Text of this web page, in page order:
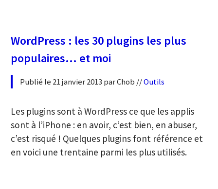
WordPress : les 30 plugins les plus
populaires… et moi
Publié le 21 janvier 2013 par Chob //Outils
Les plugins sont à WordPress ce que les applis
sont à l’iPhone : en avoir, c’est bien, en abuser,
c’est risqué ! Quelques plugins font référence et
en voici une trentaine parmi les plus utilisés.